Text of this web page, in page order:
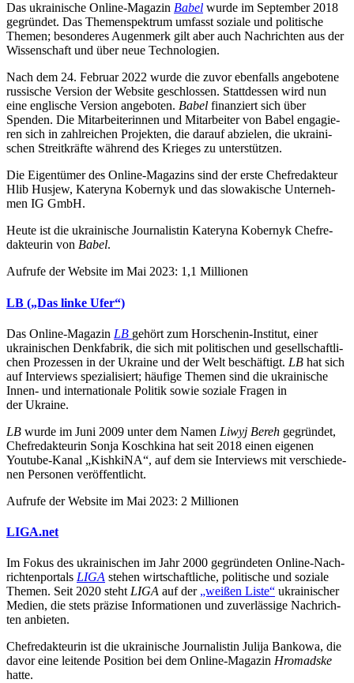
Das ukrai­ni­sche Online-Magazin Babel wurde im Sep­tem­ber 2018
gegrün­det. Das The­men­spek­trum umfasst soziale und poli­ti­sche
Themen; beson­de­res Augen­merk gilt aber auch Nach­rich­ten aus der
Wis­sen­schaft und über neue Technologien.
Nach dem 24. Februar 2022 wurde die zuvor eben­falls ange­bo­tene
rus­si­sche Version der Website geschlos­sen. Statt­des­sen wird nun
eine eng­li­sche Version ange­bo­ten. Babel finan­ziert sich über
Spenden. Die Mit­ar­bei­te­rin­nen und Mit­ar­bei­ter von Babel enga­gie­
ren sich in zahl­rei­chen Pro­jek­ten, die darauf abzie­len, die ukrai­ni­
schen Streit­kräfte während des Krieges zu unterstützen.
Die Eigen­tü­mer des Online-Maga­zins sind der erste Chef­re­dak­teur
Hlib Husjew, Kateryna Kober­nyk und das slo­wa­ki­sche Unter­neh­
men IG GmbH.
Heute ist die ukrai­ni­sche Jour­na­listin Kateryna Kober­nyk Chef­re­
dak­teurin von Babel.
Aufrufe der Website im Mai 2023: 1,1 Millionen
LB („Das linke Ufer“)
Das Online-Magazin LB gehört zum Hor­schenin-Insti­tut, einer
ukrai­ni­schen Denk­fa­brik, die sich mit poli­ti­schen und gesell­schaft­li­
chen Pro­zes­sen in der Ukraine und der Welt beschäf­tigt. LB hat sich
auf Inter­views spe­zia­li­siert; häufige Themen sind die ukrai­ni­sche
Innen- und inter­na­tio­nale Politik sowie soziale Fragen in
der Ukraine.
LB wurde im Juni 2009 unter dem Namen Liwyj Bereh gegrün­det,
Chef­re­dak­teu­rin Sonja Kosch­kina hat seit 2018 einen eigenen
Youtube-Kanal „Kish­kiNA“, auf dem sie Inter­views mit ver­schie­de­
nen Per­so­nen veröffentlicht.
Aufrufe der Website im Mai 2023: 2 Millionen
LIGA.net
Im Fokus des ukrai­ni­schen im Jahr 2000 gegrün­de­ten Online-Nach­
rich­ten­por­tals LIGA stehen wirt­schaft­li­che, poli­ti­sche und soziale
Themen. Seit 2020 steht LIGA auf der „weißen Liste“ ukrai­ni­scher
Medien, die stets präzise Infor­ma­tio­nen und zuver­läs­sige Nach­rich­
ten anbieten.
Chef­re­dak­teu­rin ist die ukrai­ni­sche Jour­na­lis­tin Julija Bankowa, die
davor eine lei­tende Posi­tion bei dem Online-Magazin Hro­madske
hatte.